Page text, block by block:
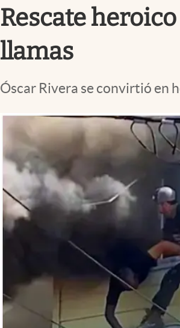
Streaming
PC y mobile
Rescate
llamas
Óscar Rivera se convirtió en